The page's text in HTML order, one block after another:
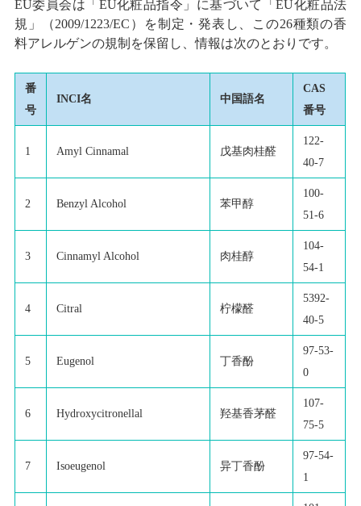
EU委員会は「EU化粧品指令」に基づいて「EU化粧品法
規」（2009/1223/EC）を制定・発表し、この26種類の香
料アレルゲンの規制を保留し、情報は次のとおりです。
番
号
INCI名 中国語名
CAS
番号
1 Amyl Cinnamal 戊基肉桂醛
122-
40-7
2 Benzyl Alcohol 苯甲醇
100-
51-6
3 Cinnamyl Alcohol 肉桂醇
104-
54-1
4 Citral 柠檬醛
5392-
40-5
5 Eugenol 丁香酚
97-53-
0
6 Hydroxycitronellal 羟基香茅醛
107-
75-5
7 Isoeugenol 异丁香酚
97-54-
1